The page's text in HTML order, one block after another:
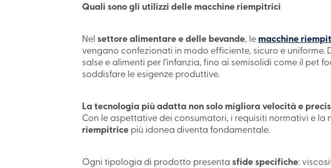
Quali sono gli utilizzi delle macchine riempitrici
Nel settore alimentare e delle bevande, le macchine
vengano confezionati in modo efficiente, sicuro e
salse e alimenti per l’infanzia, fino ai semisolidi come il pet
soddisfare le esigenze produttive.
La tecnologia più adatta non solo migliora velocità e
Con le aspettative dei consumatori, i requisiti normativi e
riempitrice più idonea diventa fondamentale.
Ogni tipologia di prodotto presenta sfide specifiche: